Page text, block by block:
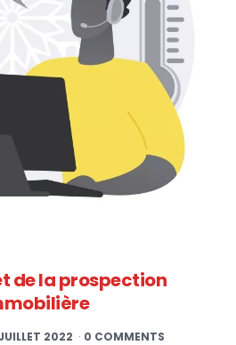
de la prospection
2022 0 COMMENTS